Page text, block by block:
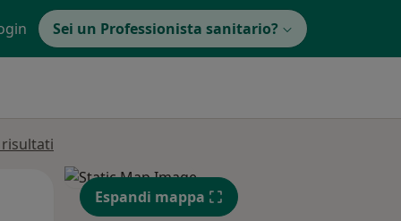
Sei un Professionista sanitario?
Sab, Dom,
16 Ago
Espandi mappa